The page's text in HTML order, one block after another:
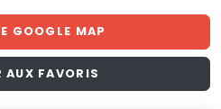
GOOGLE MAP
AUX FAVORIS